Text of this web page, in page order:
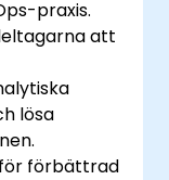
praxis.
att
lösa
förbättrad